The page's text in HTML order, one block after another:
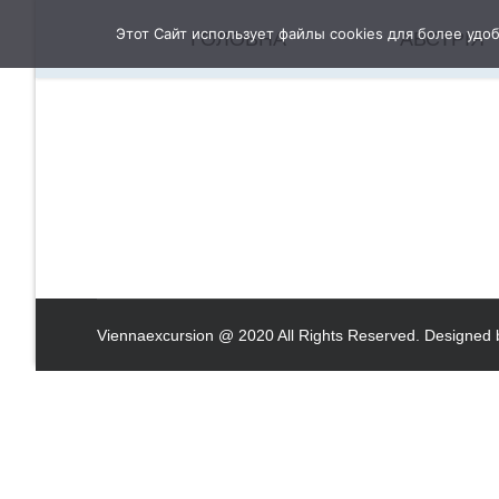
ГОЛОВНА АВСТРІЯ
Viennaexcursion @ 2020 All Rights Reserved. Designed
Этот Сайт использует файлы cookies для более